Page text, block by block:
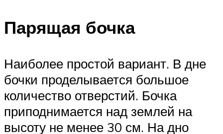
Парящая бочка
Наиболее простой вариант. В дне
бочки проделывается большое
количество отверстий. Бочка
приподнимается над землей на
высоту не менее 30 см. На дно